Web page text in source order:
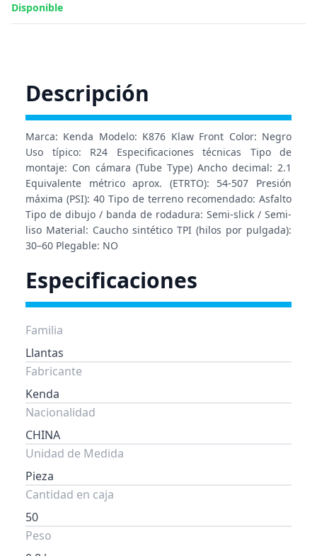
Disponible
Descripción
Marca: Kenda Modelo: K876 Klaw Front Color: Negro
Uso típico: R24 Especificaciones técnicas Tipo de
montaje: Con cámara (Tube Type) Ancho decimal: 2.1
Equivalente métrico aprox. (ETRTO): 54-507 Presión
máxima (PSI): 40 Tipo de terreno recomendado: Asfalto
Tipo de dibujo / banda de rodadura: Semi-slick / Semi-
liso Material: Caucho sintético TPI (hilos por pulgada):
30–60 Plegable: NO
Especificaciones
Familia
Llantas
Fabricante
Kenda
Nacionalidad
CHINA
Unidad de Medida
Pieza
Cantidad en caja
50
Peso